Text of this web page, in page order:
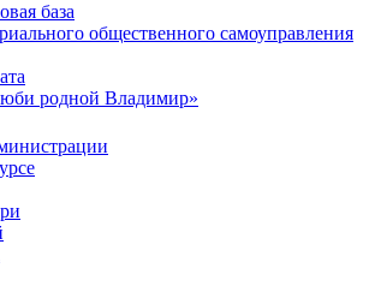
база
общественного самоуправления
родной Владимир»